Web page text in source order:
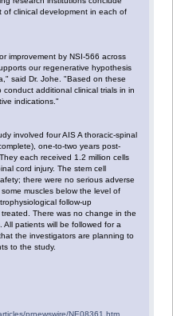
clinical development in each of
improvement by NSI-566 across
our regenerative hypothesis
said Dr. Johe. "Based on these
additional clinical trials in in
indications."
involved four AIS A thoracic-spinal
one-to-two years post-
each received 1.2 million cells
cord injury. The stem cell
there were no serious adverse
muscles below the level of
follow-up
There was no change in the
patients will be followed for a
the investigators are planning to
to the study.
prnewswire/NE08361.htm